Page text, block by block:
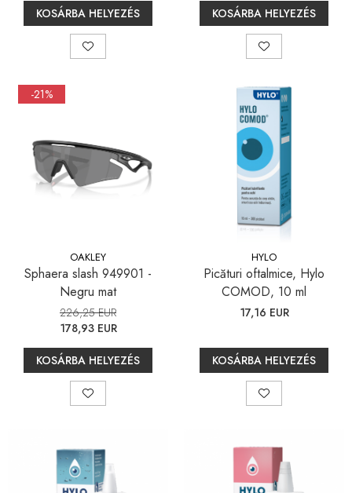
KOSÁRBA HELYEZÉS KOSÁRBA HELYEZÉS
-21%
OAKLEY
Sphaera slash 949901 -
Negru mat
226,25 EUR
178,93 EUR
KOSÁRBA HELYEZÉS
HYLO
Picături oftalmice, Hylo
COMOD, 10 ml
17,16 EUR
KOSÁRBA HELYEZÉS